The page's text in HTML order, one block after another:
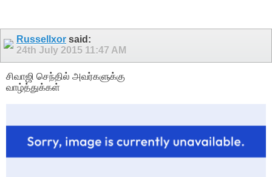
Russellxor said:
24th July 2015 11:47 AM
சிவாஜி செந்தில் அவர்களுக்கு
வாழ்த்துக்கள்